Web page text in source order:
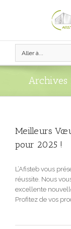
Aller à...
Archives
Meilleurs
pour 2025 !
L’Afisteb vous
réussite. Nous
excellente
Profitez de vos